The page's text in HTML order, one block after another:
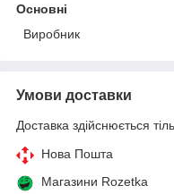
Основні
Виробник
Умови доставки
Доставка здійснюється
Нова Пошта
Магазини Rozetka